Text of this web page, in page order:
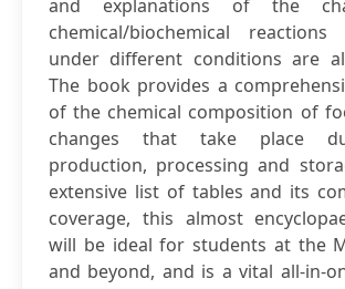
and explanations of the
chemical/biochemical
under different conditions are
The book provides a
of the chemical composition of
changes that take place
production, processing and
extensive list of tables and its
coverage, this almost
will be ideal for students at the
and beyond, and is a vital all-in-